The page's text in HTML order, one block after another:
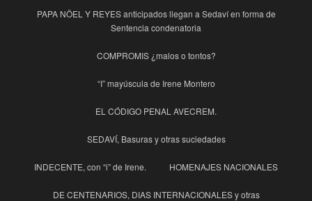
PAPA NÖEL Y REYES anticipados llegan a Sedaví en forma de
Sentencia condenatoria
COMPROMIS ¿malos o tontos?
“I” mayúscula de Irene Montero
EL CÓDIGO PENAL AVECREM.
SEDAVÍ, Basuras y otras suciedades
INDECENTE, con “i” de Irene. HOMENAJES NACIONALES
DE CENTENARIOS, DIAS INTERNACIONALES y otras